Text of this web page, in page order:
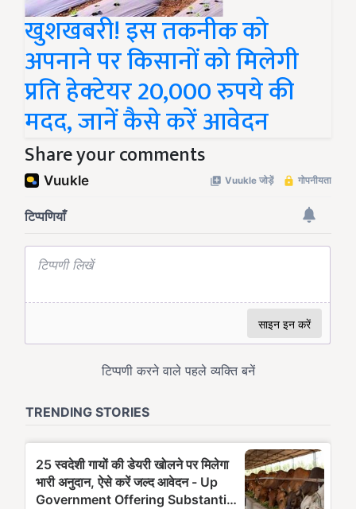
खुशखबरी! इस तकनीक को
अपनाने पर किसानों को मिलेगी
प्रति हेक्टेयर 20,000 रुपये की
मदद, जानें कैसे करें आवेदन
Share your comments